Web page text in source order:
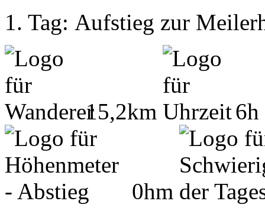
1. Tag: Aufstieg zur
15,2km 6h
0hm